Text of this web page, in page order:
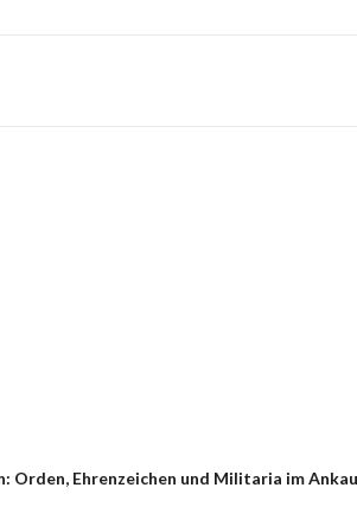
Orden, Ehrenzeichen und Militaria im